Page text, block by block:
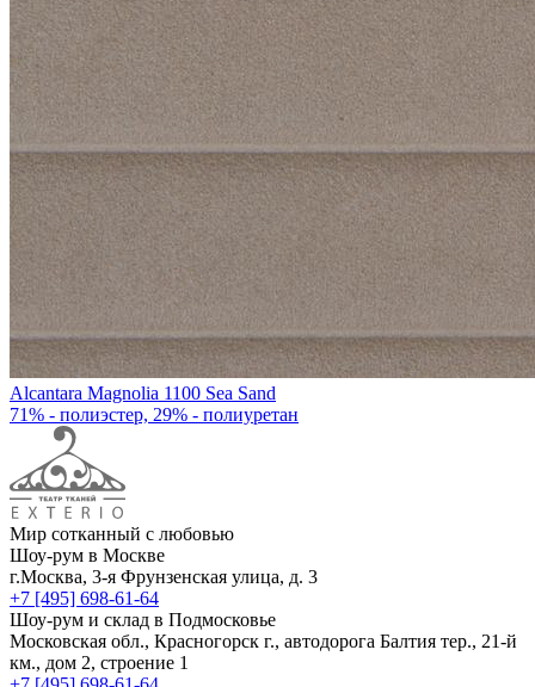
Alcantara Magnolia 1100 Sea Sand
71% - полиэстер, 29% - полиуретан
Мир сотканный с любовью
Шоу-рум в Москве
г.Москва, 3-я Фрунзенская улица, д. 3
+7 [495] 698-61-64
Шоу-рум и склад в Подмосковье
Московская обл., Красногорск г., автодорога Балтия тер., 21-й
км., дом 2, строение 1